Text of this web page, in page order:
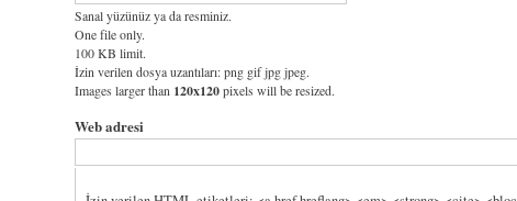
Sanal yüzünüz ya da resminiz.
One file only.
100 KB limit.
İzin verilen dosya uzantıları: png gif jpg jpeg.
Images larger than 120x120pixels will be resized.
Web adresi